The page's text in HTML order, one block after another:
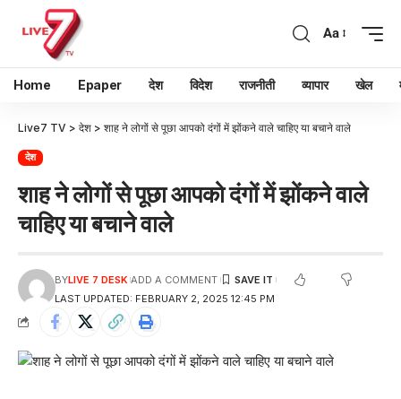
Aa
Home Epaper देश विदेश राजनीती व्यापार खेल
Live7 TV > देश > शाह ने लोगों से पूछा आपको दंगों में झोंकने वाले चाहिए या बचाने वाले
देश
शाह ने लोगों से पूछा आपको दंगों में झोंकने वाले
चाहिए या बचाने वाले
LAST UPDATED: FEBRUARY 2, 2025 12:45 PM
BYLIVE 7 DESK ADD A COMMENT